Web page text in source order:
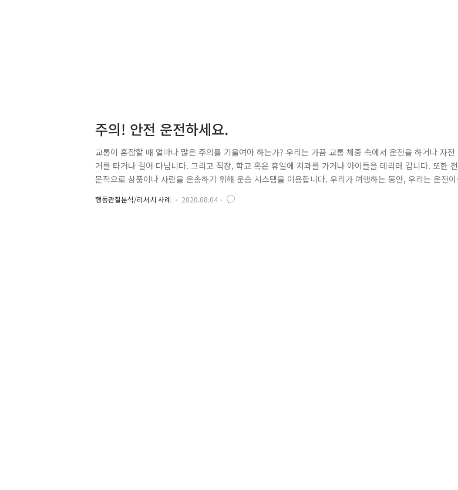
주의! 안전 운전하세요.
교통이 혼잡할 때 얼마나 많은 주의를 기울여야 하는가? 우리는 가끔 교통 체증 속에서 운전을 하거나 자전
거를 타거나 걸어 다닙니다. 그리고 직장, 학교 혹은 휴일에 치과를 가거나 아이들을 데리러 갑니다. 또한 전
문적으로 상품이나 사람을 운송하기 위해 운송 시스템을 이용합니다. 우리가 여행하는 동안, 우리는 운전이
나 자전거, 보행 등을 하고 싶어 하거나 혹은 반드시 해야 할 때가 있습니다. 택시 운전사는 다음 승객을 받아
야 하고, 자전거 타는 사람은 친구의 전화를 받아야 하며, 부모는 우는 아이를 달래야 하고, 버스 운전사는 때
행동관찰분석/리서치 사례 2020.08.04